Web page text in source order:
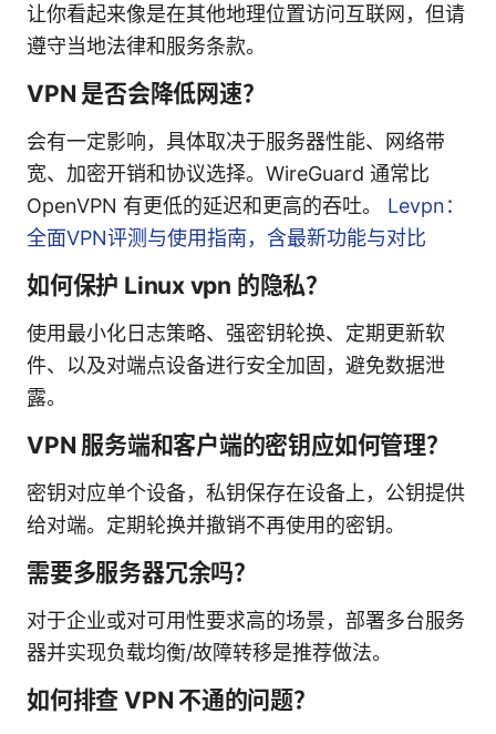
让你看起来像是在其他地理位置访问互联网，但请
遵守当地法律和服务条款。
VPN 是否会降低网速？
会有一定影响，具体取决于服务器性能、网络带
宽、加密开销和协议选择。WireGuard 通常比
OpenVPN 有更低的延迟和更高的吞吐。 Levpn：
全面VPN评测与使用指南，含最新功能与对比
如何保护 Linux vpn 的隐私？
使用最小化日志策略、强密钥轮换、定期更新软
件、以及对端点设备进行安全加固，避免数据泄
露。
VPN 服务端和客户端的密钥应如何管理？
密钥对应单个设备，私钥保存在设备上，公钥提供
给对端。定期轮换并撤销不再使用的密钥。
需要多服务器冗余吗？
对于企业或对可用性要求高的场景，部署多台服务
器并实现负载均衡/故障转移是推荐做法。
如何排查 VPN 不通的问题？